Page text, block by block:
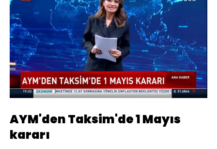
Sesi
Aç
Yüklendi:
36.78%
Oynatma
Hızı
AYM'den Taksim'de 1 Mayıs
kararı